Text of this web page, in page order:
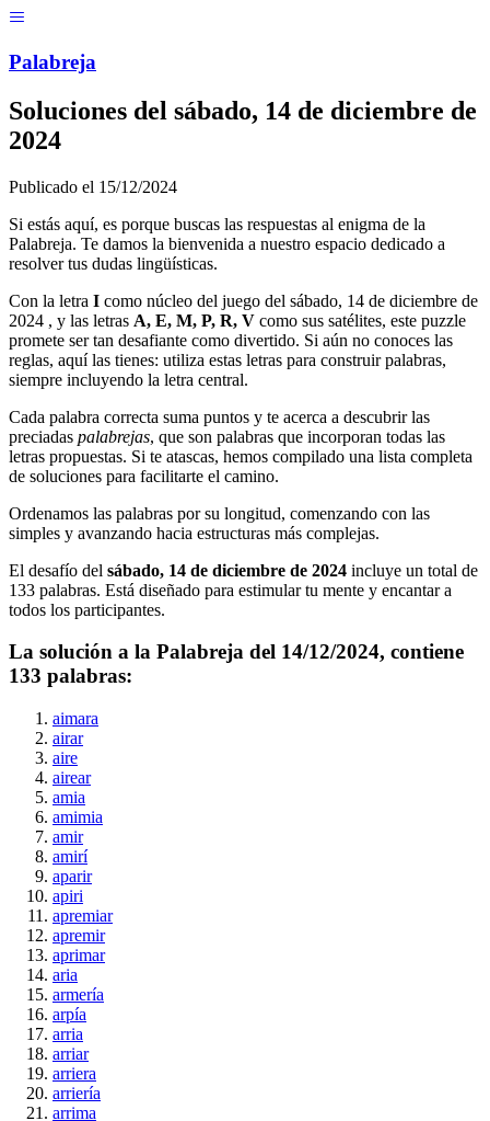
Palabreja
Soluciones del sábado, 14 de diciembre de
2024
Publicado el 15/12/2024
Si estás aquí, es porque buscas las respuestas al enigma de la
Palabreja. Te damos la bienvenida a nuestro espacio dedicado a
resolver tus dudas lingüísticas.
Con la letra I como núcleo del juego del sábado, 14 de diciembre de
2024 , y las letras A, E, M, P, R, V como sus satélites, este puzzle
promete ser tan desafiante como divertido. Si aún no conoces las
reglas, aquí las tienes: utiliza estas letras para construir palabras,
siempre incluyendo la letra central.
Cada palabra correcta suma puntos y te acerca a descubrir las
preciadas palabrejas, que son palabras que incorporan todas las
letras propuestas. Si te atascas, hemos compilado una lista completa
de soluciones para facilitarte el camino.
Ordenamos las palabras por su longitud, comenzando con las
simples y avanzando hacia estructuras más complejas.
El desafío del sábado, 14 de diciembre de 2024 incluye un total de
133 palabras. Está diseñado para estimular tu mente y encantar a
todos los participantes.
La solución a la Palabreja del 14/12/2024, contiene
133 palabras:
aimara
airar
aire
airear
amia
amimia
amir
amirí
aparir
apiri
apremiar
apremir
aprimar
aria
armería
arpía
arria
arriar
arriera
arriería
arrima